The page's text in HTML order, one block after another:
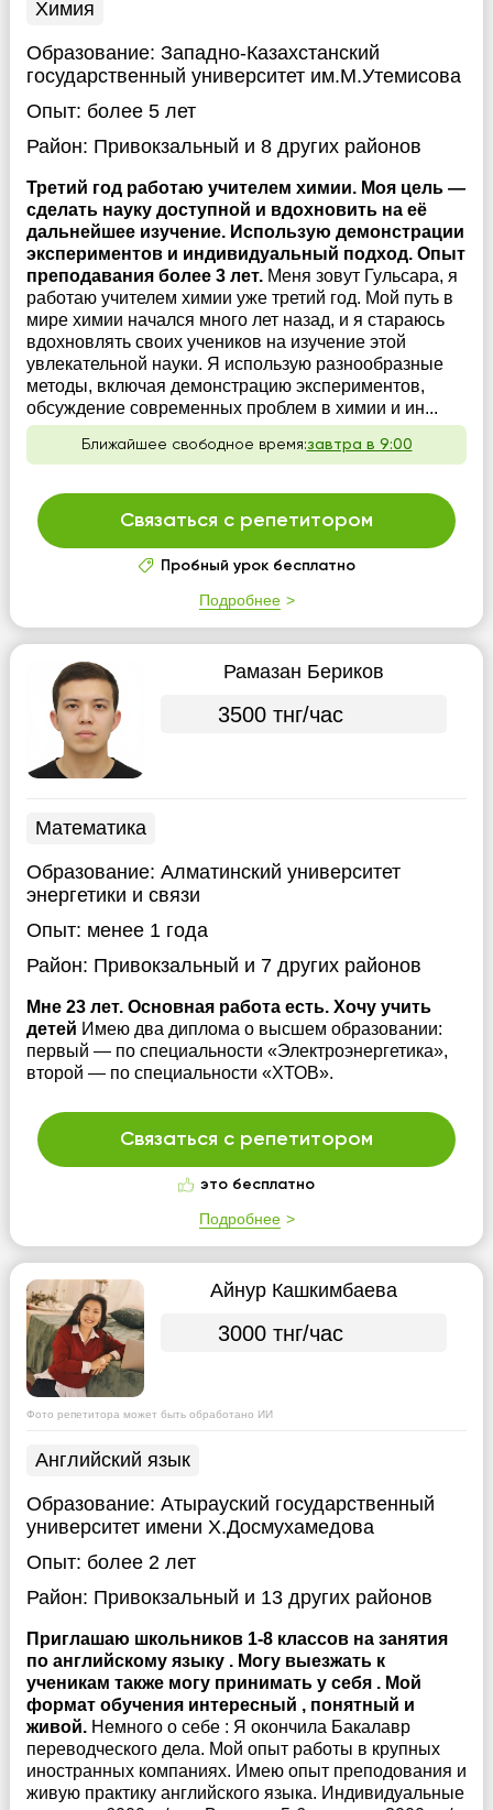
Химия
Образование: Западно-Казахстанский
государственный университет им.М.Утемисова
Опыт: более 5 лет
Район: Привокзальный и 8 других районов
Третий год работаю учителем химии. Моя цель —
сделать науку доступной и вдохновить на её
дальнейшее изучение. Использую демонстрации
экспериментов и индивидуальный подход. Опыт
преподавания более 3 лет. Меня зовут Гульсара, я
работаю учителем химии уже третий год. Мой путь в
мире химии начался много лет назад, и я стараюсь
вдохновлять своих учеников на изучение этой
увлекательной науки. Я использую разнообразные
методы, включая демонстрацию экспериментов,
обсуждение современных проблем в химии и ин...
Ближайшее свободное время:завтра в 9:00
Связаться с репетитором
Пробный урок бесплатно
Подробнее
Рамазан Бериков
3500 тнг/час
Математика
Образование: Алматинский университет
энергетики и связи
Опыт: менее 1 года
Район: Привокзальный и 7 других районов
Мне 23 лет. Основная работа есть. Хочу учить
детей Имею два диплома о высшем образовании:
первый — по специальности «Электроэнергетика»,
второй — по специальности «ХТОВ».
Связаться с репетитором
это бесплатно
Подробнее
Айнур Кашкимбаева
3000 тнг/час
Фото репетитора может быть обработано ИИ
Английский язык
Образование: Атырауский государственный
университет имени Х.Досмухамедова
Опыт: более 2 лет
Район: Привокзальный и 13 других районов
Приглашаю школьников 1-8 классов на занятия
по английскому языку . Могу выезжать к
ученикам также могу принимать у себя . Мой
формат обучения интересный , понятный и
живой. Немного о себе : Я окончила Бакалавр
переводческого дела. Мой опыт работы в крупных
иностранных компаниях. Имею опыт преподования и
живую практику английского языка. Индивидуальные